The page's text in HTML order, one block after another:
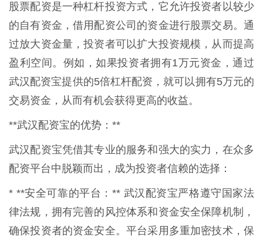
股票配资是一种杠杆投资方式，它允许投资者以较少
的自有资金，借用配资公司的资金进行股票交易。通
过放大资金量，投资者可以扩大投资规模，从而提高
盈利空间。例如，如果投资者拥有1万元资金，通过
武汉配资宝提供的5倍杠杆配资，就可以拥有5万元的
交易资金，从而有机会获得更高的收益。
**武汉配资宝的优势：**
武汉配资宝凭借其专业的服务和强大的实力，在众多
配资平台中脱颖而出，成为投资者信赖的选择：
* **安全可靠的平台：** 武汉配资宝严格遵守国家法
律法规，拥有完善的风控体系和资金安全保障机制，
确保投资者的资金安全。平台采用多重加密技术，保